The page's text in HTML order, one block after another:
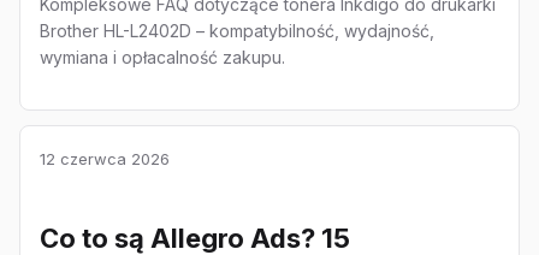
Kompleksowe FAQ dotyczące tonera Inkdigo do drukarki
Brother HL-L2402D – kompatybilność, wydajność,
wymiana i opłacalność zakupu.
12 czerwca 2026
Co to są Allegro Ads? 15